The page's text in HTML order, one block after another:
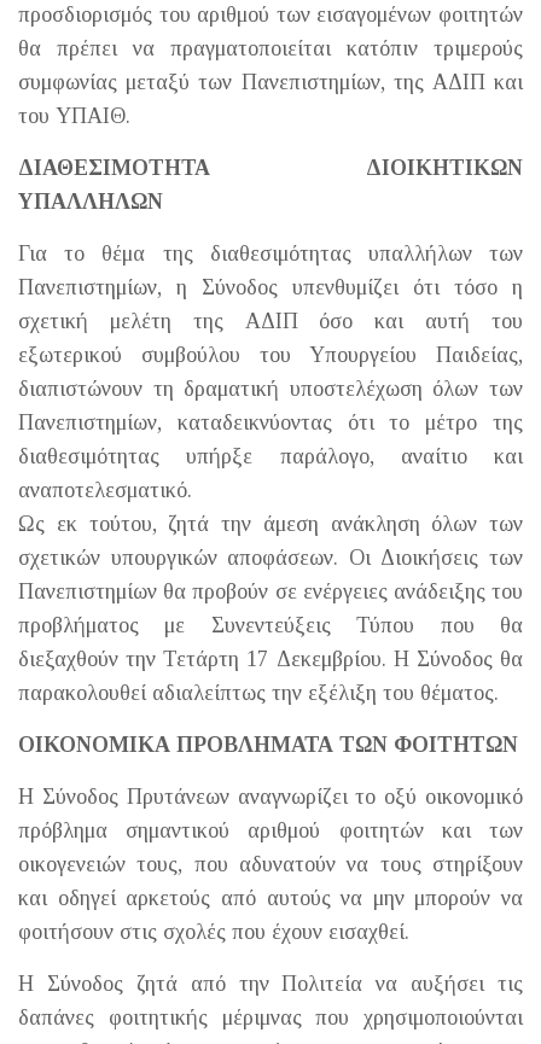
προσδιορισμός του αριθμού των εισαγομένων φοιτητών
θα πρέπει να πραγματοποιείται κατόπιν τριμερούς
συμφωνίας μεταξύ των Πανεπιστημίων, της ΑΔΙΠ και
του ΥΠΑΙΘ.
ΔΙΑΘΕΣΙΜΟΤΗΤΑ ΔΙΟΙΚΗΤΙΚΩΝ
ΥΠΑΛΛΗΛΩΝ
Για το θέμα της διαθεσιμότητας υπαλλήλων των
Πανεπιστημίων, η Σύνοδος υπενθυμίζει ότι τόσο η
σχετική μελέτη της ΑΔΙΠ όσο και αυτή του
εξωτερικού συμβούλου του Υπουργείου Παιδείας,
διαπιστώνουν τη δραματική υποστελέχωση όλων των
Πανεπιστημίων, καταδεικνύοντας ότι το μέτρο της
διαθεσιμότητας υπήρξε παράλογο, αναίτιο και
αναποτελεσματικό.
Ως εκ τούτου, ζητά την άμεση ανάκληση όλων των
σχετικών υπουργικών αποφάσεων. Οι Διοικήσεις των
Πανεπιστημίων θα προβούν σε ενέργειες ανάδειξης του
προβλήματος με Συνεντεύξεις Τύπου που θα
διεξαχθούν την Τετάρτη 17 Δεκεμβρίου. Η Σύνοδος θα
παρακολουθεί αδιαλείπτως την εξέλιξη του θέματος.
ΟΙΚΟΝΟΜΙΚΑ ΠΡΟΒΛΗΜΑΤΑ ΤΩΝ ΦΟΙΤΗΤΩΝ
Η Σύνοδος Πρυτάνεων αναγνωρίζει το οξύ οικονομικό
πρόβλημα σημαντικού αριθμού φοιτητών και των
οικογενειών τους, που αδυνατούν να τους στηρίξουν
και οδηγεί αρκετούς από αυτούς να μην μπορούν να
φοιτήσουν στις σχολές που έχουν εισαχθεί.
Η Σύνοδος ζητά από την Πολιτεία να αυξήσει τις
δαπάνες φοιτητικής μέριμνας που χρησιμοποιούνται